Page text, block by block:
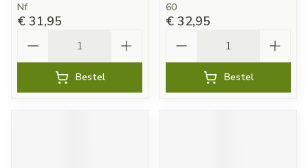
Nf
€ 31,95
Bestel
60
€ 32,95
Bestel